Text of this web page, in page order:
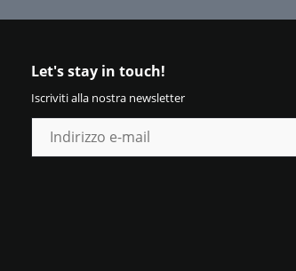
Let's stay in touch!
Iscriviti alla nostra newsletter